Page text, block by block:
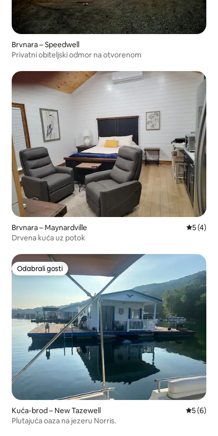
Brvnara – Speedwell
Privatni obiteljski odmor na otvorenom
Brvnara – Maynardville
5 (4)
Drvena kuća uz potok
Odabrali gosti
Odabrali gosti
Kuća-brod – New Tazewell
5 (6)
Plutajuća oaza na jezeru Norris.